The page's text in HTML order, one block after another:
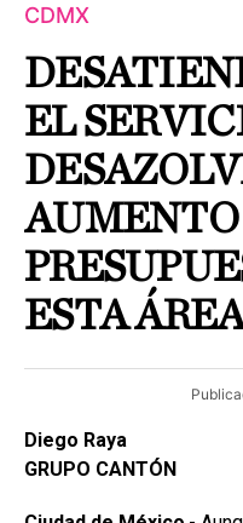
CDMX
EL
AUMENTO
ESTA
Diego Raya
GRUPO CANTÓN